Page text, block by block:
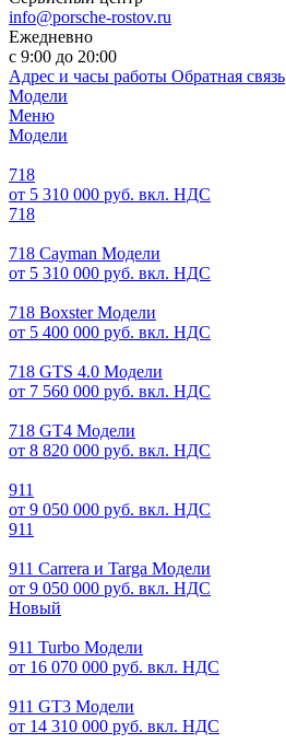
info@porsche-rostov.ru
Ежедневно
с 9:00 до 20:00
Адрес и часы работы Обратная связь
Модели
Меню
Модели
718
от 5 310 000 руб. вкл. НДС
718
718 Cayman Модели
от 5 310 000 руб. вкл. НДС
718 Boxster Модели
от 5 400 000 руб. вкл. НДС
718 GTS 4.0 Модели
от 7 560 000 руб. вкл. НДС
718 GT4 Модели
от 8 820 000 руб. вкл. НДС
911
от 9 050 000 руб. вкл. НДС
911
911 Carrera и Targa Модели
от 9 050 000 руб. вкл. НДС
Новый
911 Turbo Модели
от 16 070 000 руб. вкл. НДС
911 GT3 Модели
от 14 310 000 руб. вкл. НДС